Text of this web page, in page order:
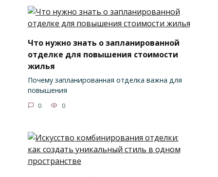
Что нужно знать о запланированной
отделке для повышения стоимости
жилья
Почему запланированная отделка важна для
повышения
0 0